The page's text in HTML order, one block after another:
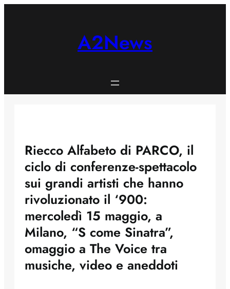
A2News
Riecco Alfabeto di PARCO, il
ciclo di conferenze-spettacolo
sui grandi artisti che hanno
rivoluzionato il ‘900:
mercoledì 15 maggio, a
Milano, “S come Sinatra”,
omaggio a The Voice tra
musiche, video e aneddoti